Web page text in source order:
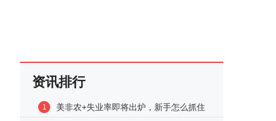
资讯排行
1
美非农+失业率即将出炉，新手怎么抓住